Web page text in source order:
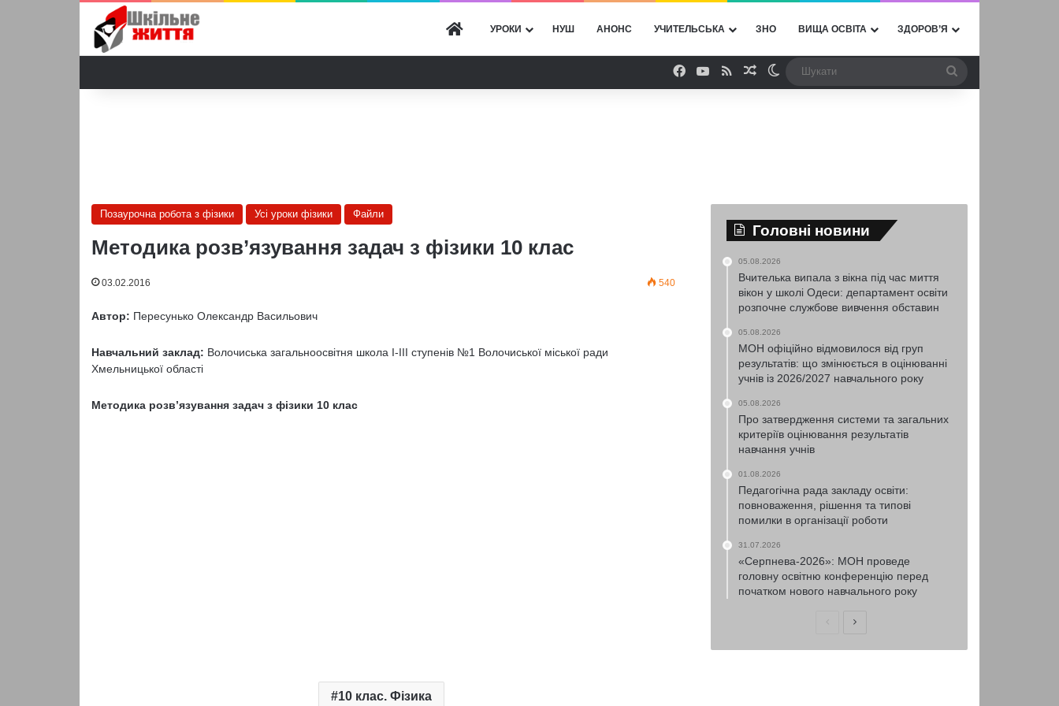
ГОЛОВНА
УРОКИ НУШ АНОНС УЧИТЕЛЬСЬКА ЗНО ВИЩА ОСВІТА ЗДОРОВ’Я
Facebook
YouTube
RSSВипадкова стаття
Switch skin
Позаурочна робота з фізики Усі уроки фізики Файли
Методика розв’язування задач з фізики 10 клас
03.02.2016 540
Автор: Пересунько Олександр Васильович
Навчальний заклад: Волочиська загальноосвітня школа І-ІІІ ступенів №1 Волочиської міської ради
Хмельницької області
Методика розв’язування задач з фізики 10 клас
10 клас. Фізика
Головні новини
05.08.2026
Вчителька випала з вікна під час миття
вікон у школі Одеси: департамент освіти
розпочне службове вивчення обставин
05.08.2026
МОН офіційно відмовилося від груп
результатів: що змінюється в оцінюванні
учнів із 2026/2027 навчального року
05.08.2026
Про затвердження системи та загальних
критеріїв оцінювання результатів
навчання учнів
01.08.2026
Педагогічна рада закладу освіти:
повноваження, рішення та типові
помилки в організації роботи
31.07.2026
«Серпнева-2026»: МОН проведе
головну освітню конференцію перед
початком нового навчального року
ПопередняНаступна